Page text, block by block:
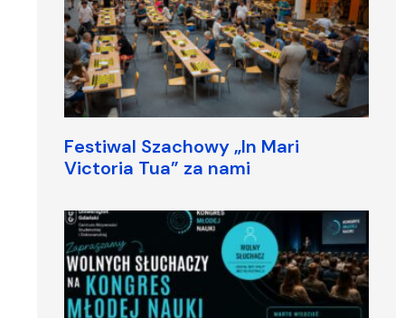
Festiwal Szachowy „In Mari
Victoria Tua” za nami